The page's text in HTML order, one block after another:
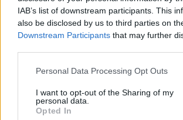
IAB’s list of downstream participants. This
also be disclosed by us to third parties on
Downstream Participants that may further
Personal Data Processing Opt Outs
I want to opt-out of the Sharing of my
personal data.
Opted In